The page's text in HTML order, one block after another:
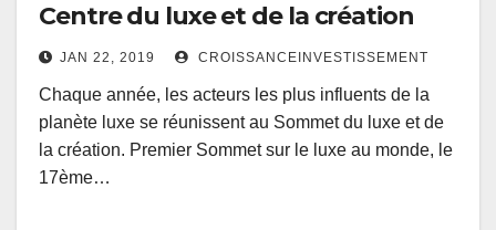
Centre du luxe et de la création
JAN 22, 2019 CROISSANCEINVESTISSEMENT
Chaque année, les acteurs les plus influents de la
planète luxe se réunissent au Sommet du luxe et de
la création. Premier Sommet sur le luxe au monde, le
17ème…